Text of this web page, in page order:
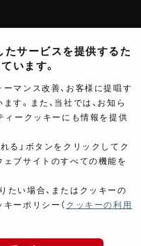
たサービスを提供するた
います。
マンス改善、お客様に提唱す
す。また、当社では、お知ら
ィークッキーにも情報を提供
る」ボタンをクリックしてク
ェブサイトのすべての機能を
たい場合、またはクッキーの
ーポリシー（ クッキーの利用